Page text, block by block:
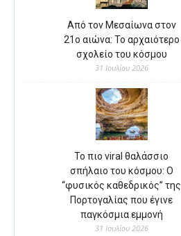
Από τον Μεσαίωνα στον
21ο αιώνα: Το αρχαιότερο
σχολείο του κόσμου
31 Ιουλίου 2026
Το πιο viral θαλάσσιο
σπήλαιο του κόσμου: Ο
“φυσικός καθεδρικός” της
Πορτογαλίας που έγινε
παγκόσμια εμμονή
31 Ιουλίου 2026